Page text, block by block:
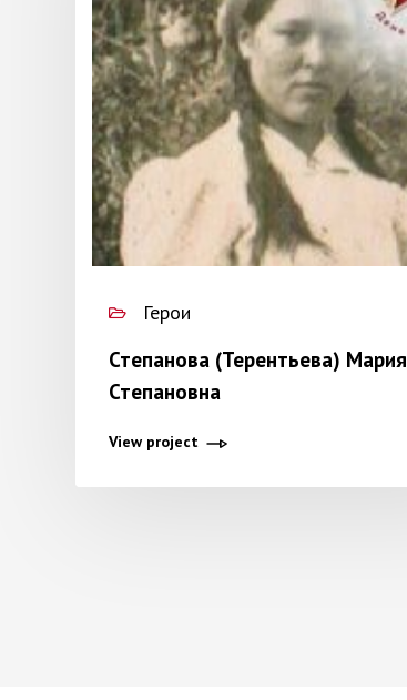
Герои
Степанова (Терентьева) Мария
Степановна
View project